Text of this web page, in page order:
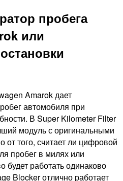
пробега
или
Amarok дает
автомобиля при
В Super Kilometer Filter
модуль с оригинальными
того, считает ли цифровой
пробег в милях или
будет работать одинаково
Blocker отлично работает